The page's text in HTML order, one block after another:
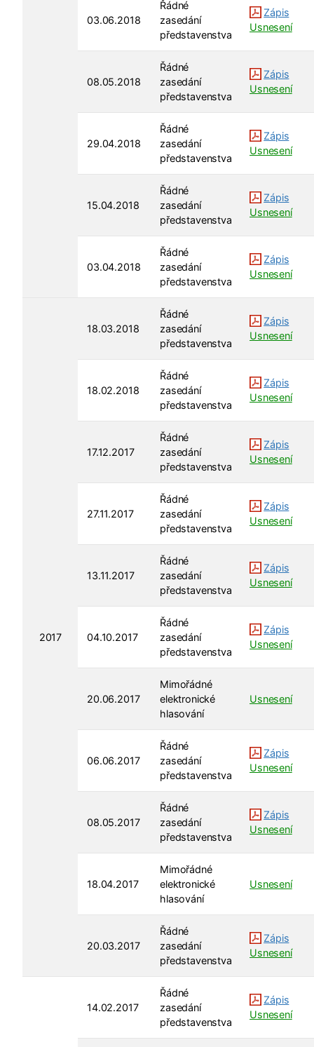
03.06.2018
Řádné
zasedání
představenstva
Zápis
Usnesení
08.05.2018
Řádné
zasedání
představenstva
Zápis
Usnesení
29.04.2018
Řádné
zasedání
představenstva
Zápis
Usnesení
15.04.2018
Řádné
zasedání
představenstva
Zápis
Usnesení
03.04.2018
Řádné
zasedání
představenstva
Zápis
Usnesení
2017
18.03.2018
Řádné
zasedání
představenstva
Zápis
Usnesení
18.02.2018
Řádné
zasedání
představenstva
Zápis
Usnesení
17.12.2017
Řádné
zasedání
představenstva
Zápis
Usnesení
27.11.2017
Řádné
zasedání
představenstva
Zápis
Usnesení
13.11.2017
Řádné
zasedání
představenstva
Zápis
Usnesení
04.10.2017
Řádné
zasedání
představenstva
Zápis
Usnesení
20.06.2017
Mimořádné
elektronické
hlasování
Usnesení
06.06.2017
Řádné
zasedání
představenstva
Zápis
Usnesení
08.05.2017
Řádné
zasedání
představenstva
Zápis
Usnesení
18.04.2017
Mimořádné
elektronické
hlasování
Usnesení
20.03.2017
Řádné
zasedání
představenstva
Zápis
Usnesení
14.02.2017
Řádné
zasedání
představenstva
Zápis
Usnesení